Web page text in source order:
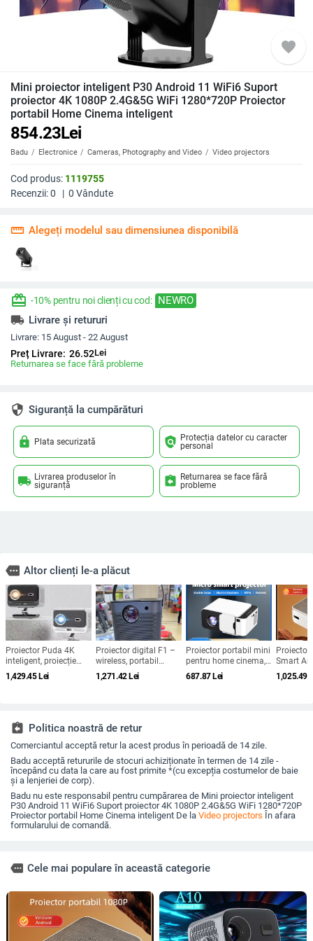
favorite
Mini proiector inteligent P30 Android 11 WiFi6 Suport
proiector 4K 1080P 2.4G&5G WiFi 1280*720P Proiector
portabil Home Cinema inteligent
854.23Lei
Badu Electronice Cameras, Photography and Video Video projectors
Cod produs: 1119755
Recenzii:0 | 0 Vândute
straighten Alegeți modelul sau dimensiunea disponibilă
redeem -10% pentru noi clienți cu cod: NEWRO
local_shipping Livrare și retururi
Livrare: 15 August - 22 August
Preț Livrare: 26.52Lei
Returnarea se face fără probleme
security Siguranță la cumpărături
lock Plata securizată policy Protecția datelor cu caracter
personal
local_shipping Livrarea produselor în
siguranță
assignment_return Returnarea se face fără
probleme
more Altor clienți le-a plăcut
Proiector Puda 4K
inteligent, proiecție
directă, model 2025,
55W, Guangdong
1,429.45Lei
Proiector digital F1 –
wireless, portabil
pentru cinema acasă,
rezoluție 720P, modul
1,271.42Lei
Proiector portabil mini
pentru home cinema,
compatibil cu
smartphone, rezoluție
687.87Lei
Proiector
Smart
pentru
și
1,025.49
assignment_return Politica noastră de retur
Comerciantul acceptă retur la acest produs în perioadă de 14 zile.
Badu acceptă retururile de stocuri achiziționate în termen de 14 zile -
începând cu data la care au fost primite *(cu excepția costumelor de baie
și a lenjeriei de corp).
Badu nu este responsabil pentru cumpărarea de Mini proiector inteligent
P30 Android 11 WiFi6 Suport proiector 4K 1080P 2.4G&5G WiFi 1280*720P
Proiector portabil Home Cinema inteligent De la Video projectors În afara
formularului de comandă.
more Cele mai populare în această categorie